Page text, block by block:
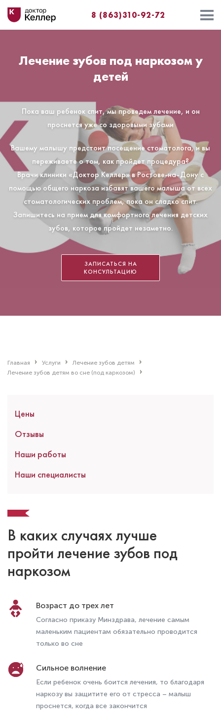
8 (863)310-92-72
Лечение зубов под наркозом у
детей
Пока ваш ребенок спит, мы проведем лечение, и он
проснется уже со здоровыми зубами
Вашему малышу предстоит посещение стоматолога, и вы
переживаете о том, как пройдет процедура?
Врачи клиники «Доктор Келлер» в Ростове-на-Дону с
помощью общего наркоза избавят вашего малыша от всех
стоматологических проблем, пока он сладко спит.
Запишитесь на прием для комфортного лечения детских
зубов, которое пройдет незаметно.
ЗАПИСАТЬСЯ НА
КОНСУЛЬТАЦИЮ
Главная Услуги
Лечение зубов детям
Лечение зубов детям во сне (под каркозом)
Цены
Отзывы
Наши работы
Наши специалисты
В каких случаях лучше
пройти лечение зубов под
наркозом
Возраст до трех лет
Согласно приказу Минздрава, лечение самым
маленьким пациентам обязательно проводится
только во сне
Сильное волнение
Если ребенок очень боится лечения, то благодаря
наркозу вы защитите его от стресса – малыш
проснется, когда все закончится